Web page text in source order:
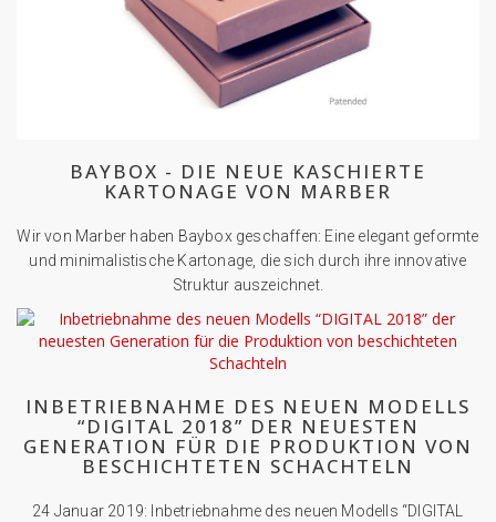
BAYBOX - DIE NEUE KASCHIERTE
KARTONAGE VON MARBER
Wir von Marber haben Baybox geschaffen: Eine elegant geformte
und minimalistische Kartonage, die sich durch ihre innovative
Struktur auszeichnet.
INBETRIEBNAHME DES NEUEN MODELLS
“DIGITAL 2018” DER NEUESTEN
GENERATION FÜR DIE PRODUKTION VON
BESCHICHTETEN SCHACHTELN
24 Januar 2019: Inbetriebnahme des neuen Modells “DIGITAL